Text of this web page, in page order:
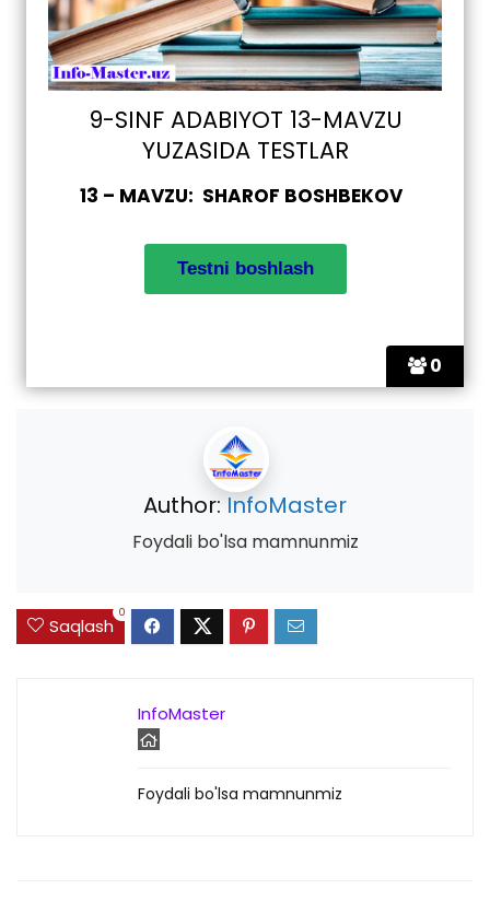
0
9-SINF ADABIYOT 13-MAVZU
YUZASIDA TESTLAR
13 – MAVZU: SHAROF BOSHBEKOV
Author: InfoMaster
Foydali bo'lsa mamnunmiz
Saqlash
0
InfoMaster
Foydali bo'lsa mamnunmiz